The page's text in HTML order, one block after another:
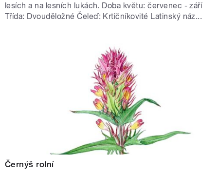
lesích a na lesních lukách. Doba květu: červenec - září
Třída: Dvouděložné Čeleď: Krtičníkovité Latinský náz...
Černýš rolní